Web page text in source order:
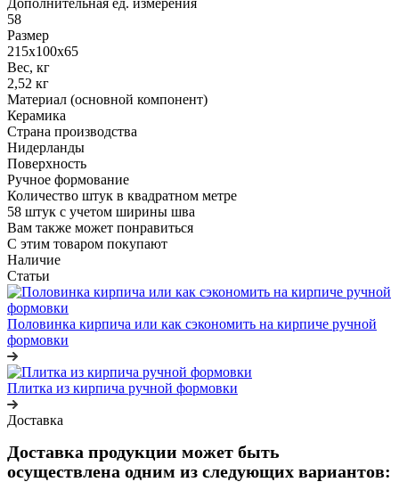
58
Размер
215х100х65
Вес, кг
2,52 кг
Материал (основной компонент)
Керамика
Страна производства
Нидерланды
Поверхность
Ручное формование
Количество штук в квадратном метре
58 штук с учетом ширины шва
Вам также может понравиться
С этим товаром покупают
Наличие
Статьи
Половинка кирпича или как сэкономить на кирпиче ручной
формовки
Плитка из кирпича ручной формовки
Доставка
Доставка продукции может быть
осуществлена одним из следующих вариантов: